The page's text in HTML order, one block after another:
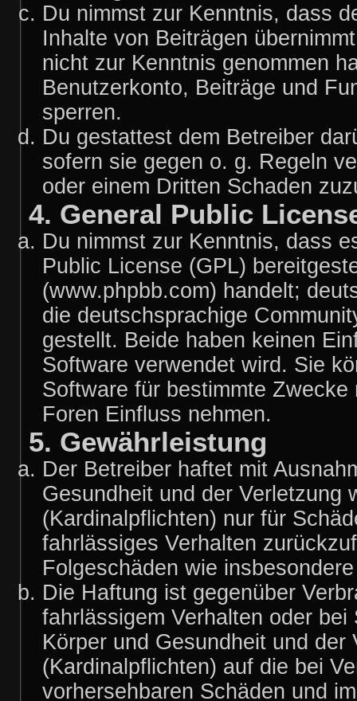
Du nimmst zur Kenntnis, dass
Inhalte von Beiträgen
nicht zur Kenntnis genommen
Benutzerkonto, Beiträge und
sperren.
Du gestattest dem Betreiber
sofern sie gegen o. g. Regeln
oder einem Dritten Schaden
4. General Public
Du nimmst zur Kenntnis, dass
Public License (GPL)
(www.phpbb.com) handelt;
die deutschsprachige
gestellt. Beide haben keinen
Software verwendet wird. Sie
Software für bestimmte
Foren Einfluss nehmen.
5. Gewährleistung
Der Betreiber haftet mit
Gesundheit und der Verletzung
(Kardinalpflichten) nur für
fahrlässiges Verhalten
Folgeschäden wie
Die Haftung ist gegenüber
fahrlässigem Verhalten oder
Körper und Gesundheit und
(Kardinalpflichten) auf die bei
vorhersehbaren Schäden und